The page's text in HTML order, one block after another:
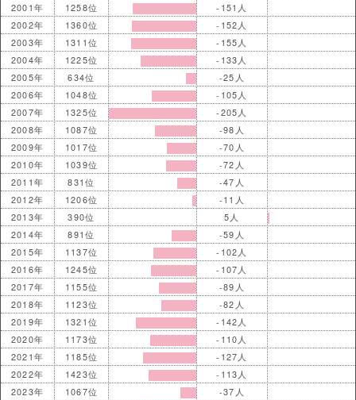
2001年
1258位
-151人
2002年
1360位
-152人
2003年
1311位
-155人
2004年
1225位
-133人
2005年
634位
-25人
2006年
1048位
-105人
2007年
1325位
-205人
2008年
1087位
-98人
2009年
1017位
-70人
2010年
1039位
-72人
2011年
831位
-47人
2012年
1206位
-11人
2013年
390位
5人
2014年
891位
-59人
2015年
1137位
-102人
2016年
1245位
-107人
2017年
1155位
-89人
2018年
1123位
-82人
2019年
1321位
-142人
2020年
1173位
-110人
2021年
1185位
-127人
2022年
1423位
-113人
2023年
1067位
-37人